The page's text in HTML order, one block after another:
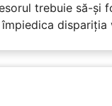
trebuie să-și
dispariția